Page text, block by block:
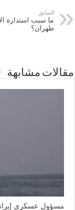
السابق
ما سبب استدارة
طهران؟
مقالات مشابهة
مسؤول عسكري